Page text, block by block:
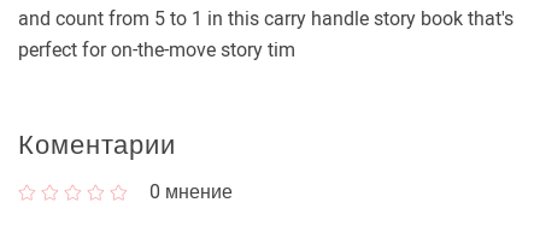
and count from 5 to 1 in this carry handle story book that's
perfect for on-the-move story tim
Коментарии
0 мнение